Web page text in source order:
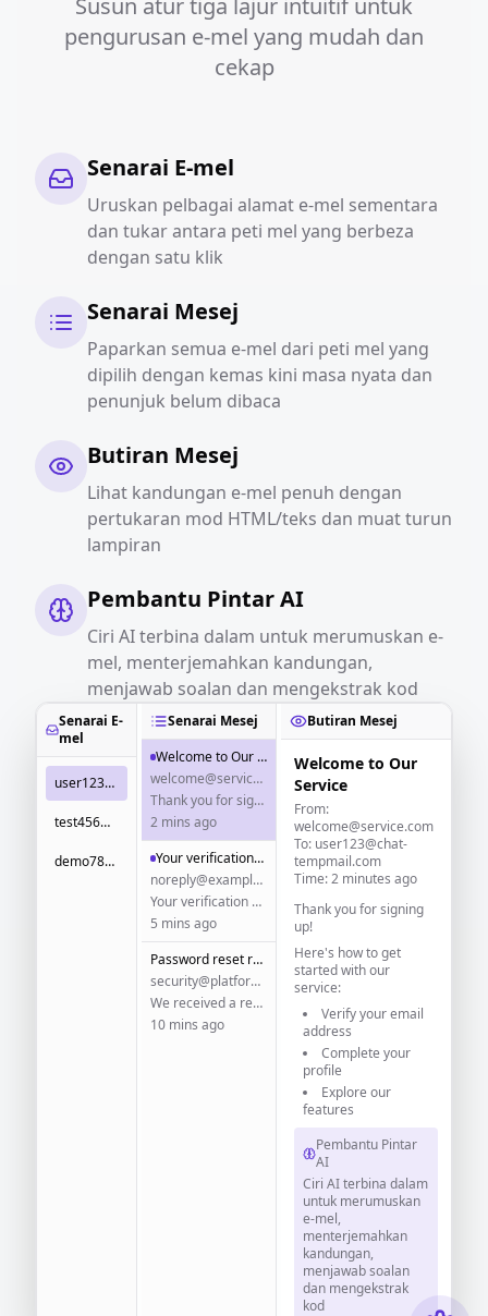
Susun atur tiga lajur intuitif untuk
pengurusan e-mel yang mudah dan
cekap
Senarai E-mel
Uruskan pelbagai alamat e-mel sementara
dan tukar antara peti mel yang berbeza
dengan satu klik
Senarai Mesej
Paparkan semua e-mel dari peti mel yang
dipilih dengan kemas kini masa nyata dan
penunjuk belum dibaca
Butiran Mesej
Lihat kandungan e-mel penuh dengan
pertukaran mod HTML/teks dan muat turun
lampiran
Pembantu Pintar AI
Ciri AI terbina dalam untuk merumuskan e-
mel, menterjemahkan kandungan,
menjawab soalan dan mengekstrak kod
Senarai E-
mel
user123@chat-tempmail.com
test456@temp-email.io
demo789@disposable.email
Senarai Mesej
Welcome to Our Service
welcome@service.com
Thank you for signing up! Here's how to get started...
2 mins ago
Your verification code
noreply@example.com
Your verification code is: 123456
5 mins ago
Password reset request
security@platform.com
We received a request to reset your password...
10 mins ago
Butiran Mesej
Welcome to Our
Service
From:
welcome@service.com
To: user123@chat-
tempmail.com
Time: 2 minutes ago
Thank you for signing
up!
Here's how to get
started with our
service:
Verify your email
address
Complete your
profile
Explore our
features
Pembantu Pintar
AI
Ciri AI terbina dalam
untuk merumuskan
e-mel,
menterjemahkan
kandungan,
menjawab soalan
dan mengekstrak
kod